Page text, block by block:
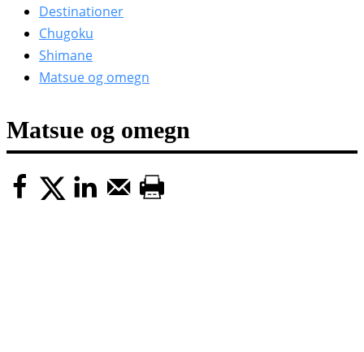
Destinationer
Chugoku
Shimane
Matsue og omegn
Matsue og omegn